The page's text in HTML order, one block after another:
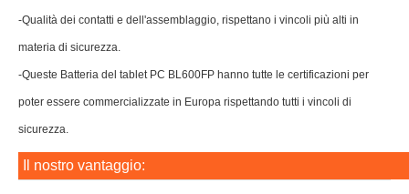
-Qualità dei contatti e dell'assemblaggio, rispettano i vincoli più alti in
materia di sicurezza.
-Queste Batteria del tablet PC BL600FP hanno tutte le certificazioni per
poter essere commercializzate in Europa rispettando tutti i vincoli di
sicurezza.
Il nostro vantaggio: